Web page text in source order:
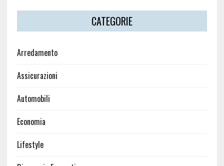
CATEGORIE
Arredamento
Assicurazioni
Automobili
Economia
Lifestyle